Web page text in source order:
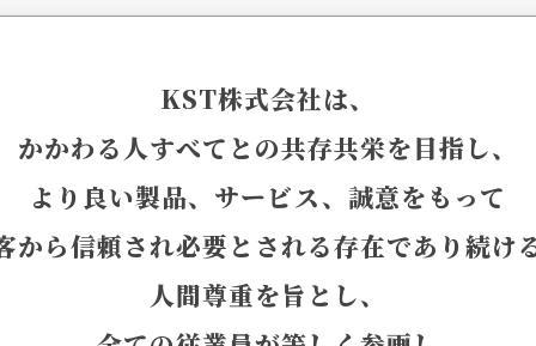
KST株式会社は、
かかわる人すべてとの共存共栄を目指し、
より良い製品、サービス、誠意をもって
から信頼され必要とされる存在であり続け
人間尊重を旨とし、